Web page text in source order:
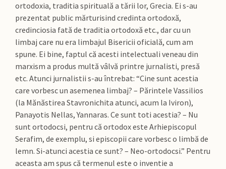
ortodoxia, traditia spirituală a tării lor, Grecia. Ei s-au
prezentat public mărturisind credinta ortodoxă,
credinciosia fată de traditia ortodoxă etc., dar cu un
limbaj care nu era limbajul Bisericii oficială, cum am
spune. Ei bine, faptul că acesti intelectuali veneau din
marxism a produs multă vâlvă printre jurnalisti, presă
etc. Atunci jurnalistii s-au întrebat: “Cine sunt acestia
care vorbesc un asemenea limbaj? – Părintele Vassilios
(la Mănăstirea Stavronichita atunci, acum la Iviron),
Panayotis Nellas, Yannaras. Ce sunt toti acestia? – Nu
sunt ortodocsi, pentru că ortodox este Arhiepiscopul
Serafim, de exemplu, si episcopii care vorbesc o limbă de
lemn. Si-atunci acestia ce sunt? – Neo-ortodocsi.” Pentru
aceasta am spus că termenul este o inventie a